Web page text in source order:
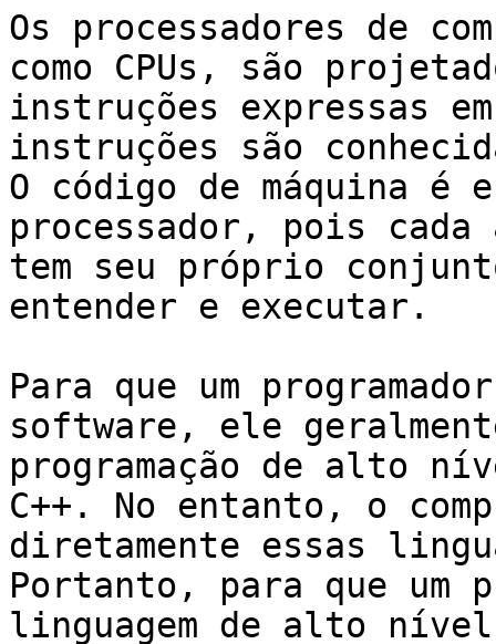
Os processadores de
como CPUs, são
instruções expressas
instruções são
O código de máquina
processador, pois
tem seu próprio
entender e executar.
Para que um
software, ele
programação de alto
C++. No entanto, o
diretamente essas
Portanto, para que um
linguagem de alto